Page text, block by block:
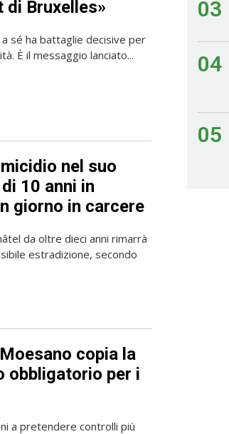
di Bruxelles»
sé ha battaglie decisive per
È il messaggio lanciato...
nel suo
10 anni in
giorno in carcere
da oltre dieci anni rimarrà
estradizione, secondo
copia la
obbligatorio per i
a pretendere controlli più
03
04
05